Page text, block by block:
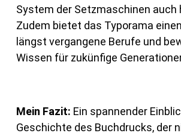
System der Setzmaschinen auch
Zudem bietet das Typorama
längst vergangene Berufe und
Wissen für zukünfige
Mein Fazit: Ein spannender
Geschichte des Buchdrucks, der